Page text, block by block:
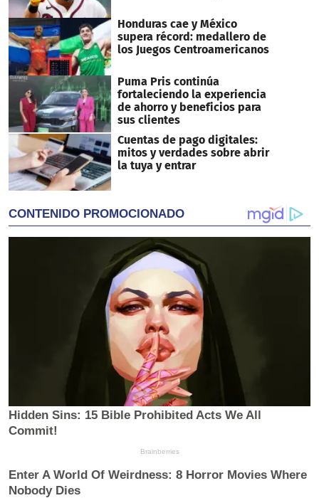
Honduras cae y México
supera récord: medallero de
los Juegos Centroamericanos
Puma Pris continúa
fortaleciendo la experiencia
de ahorro y beneficios para
sus clientes
Cuentas de pago digitales:
mitos y verdades sobre abrir
la tuya y entrar